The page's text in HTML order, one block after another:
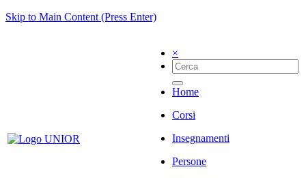
Skip to Main Content (Press Enter)
×
Home
Corsi
Insegnamenti
Persone